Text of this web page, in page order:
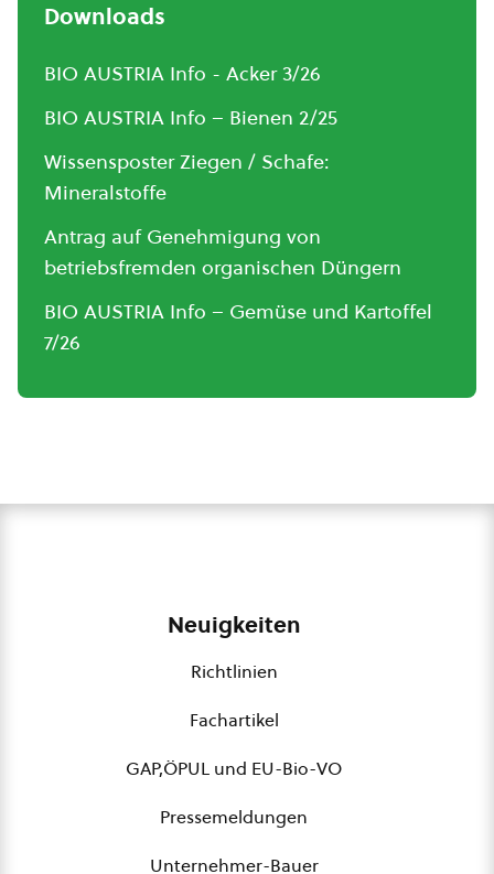
Downloads
BIO AUSTRIA Info - Acker 3/26
BIO AUSTRIA Info – Bienen 2/25
Wissensposter Ziegen / Schafe:
Mineralstoffe
Antrag auf Genehmigung von
betriebsfremden organischen Düngern
BIO AUSTRIA Info – Gemüse und Kartoffel
7/26
Neuigkeiten
Richtlinien
Fachartikel
GAP,ÖPUL und EU-Bio-VO
Pressemeldungen
Unternehmer-Bauer